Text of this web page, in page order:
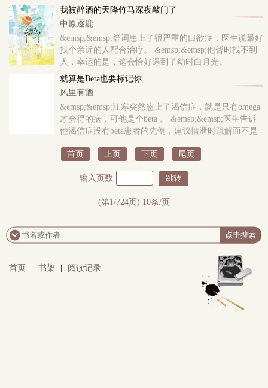
居然演技不好，喝醉了叫出另外一个人的名字。
&emsp;&emsp;那人是秦家掌权者秦邺，豪门望族，..
我被醉酒的天降竹马深夜敲门了
中原逐鹿
&emsp;&emsp;舒词患上了很严重的口欲症，医生说最好
找个亲近的人配合治疗。 &emsp;&emsp;他暂时找不到
人，幸运的是，这会恰好遇到了幼时白月光。
&emsp;&emsp;他追了白月光一段时间。 &emsp;&emsp;
对方是个冷脸酷哥，态度不冷不淡，却在某晚发来一条
很露骨的消..
就算是Beta也要标记你
风里有酒
&emsp;&emsp;江寒突然患上了渴信症，就是只有omega
才会得的病，可他是个beta 。 &emsp;&emsp;医生告诉
他渴信症没有beta患者的先例，建议情泄时疏解而不是
讨厌的就是和任何人有感情牵..
首页 上页 下页 尾页
输入页数
(第1/724页) 10条/页
首页 书架 阅读记录